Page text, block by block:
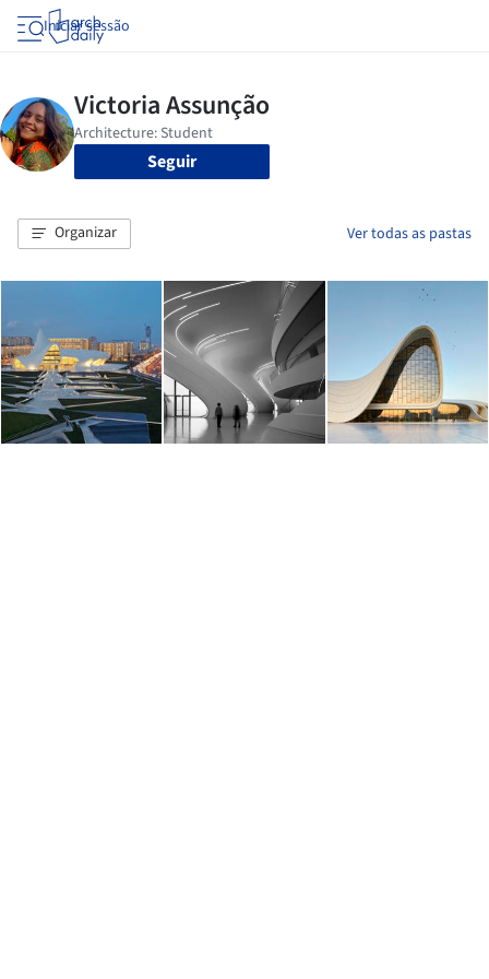
Iniciar sessão
Seguir
Organizar Ver todas as pastas